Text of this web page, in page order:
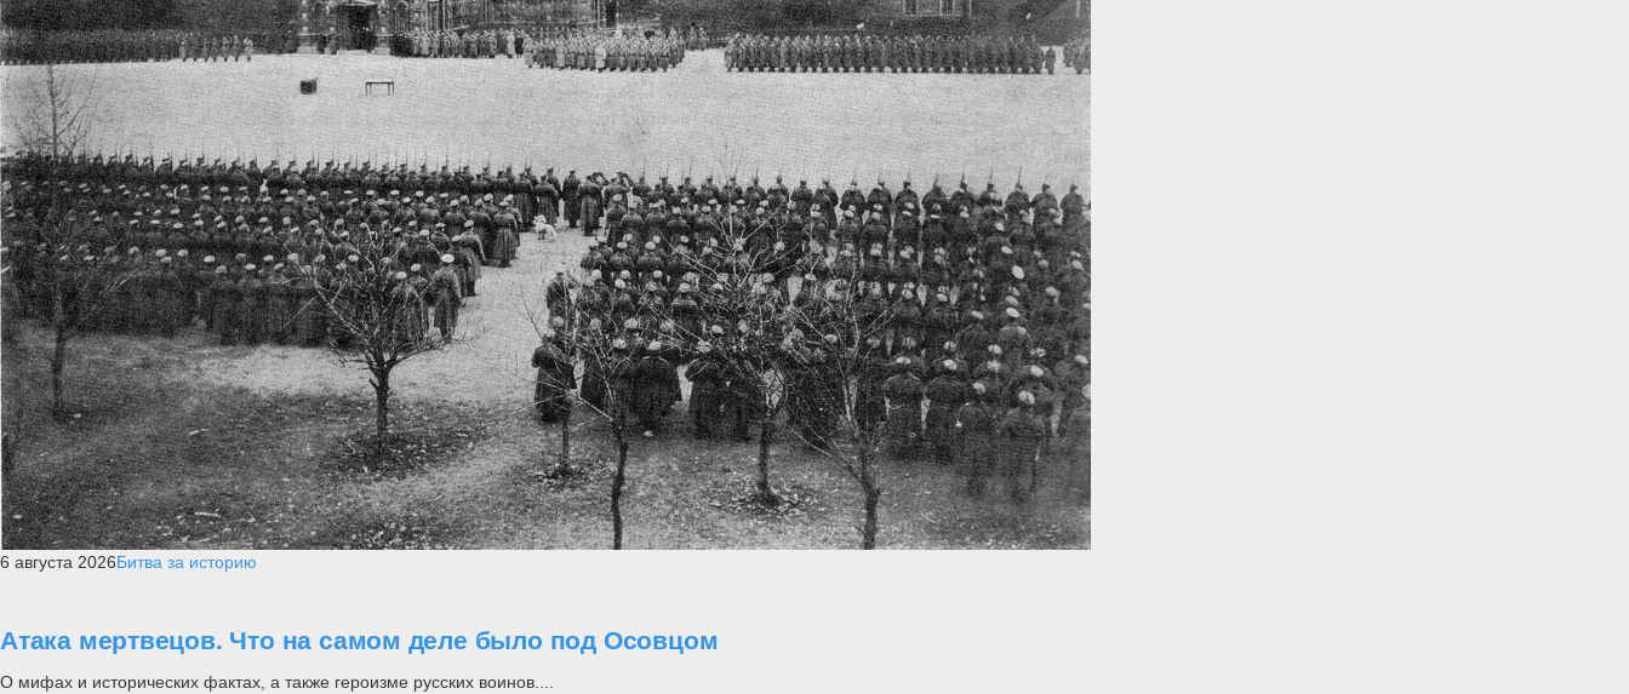
6 августа 2026Битва за историю
Атака мертвецов. Что на самом деле было под Осовцом
О мифах и исторических фактах, а также героизме русских воинов....